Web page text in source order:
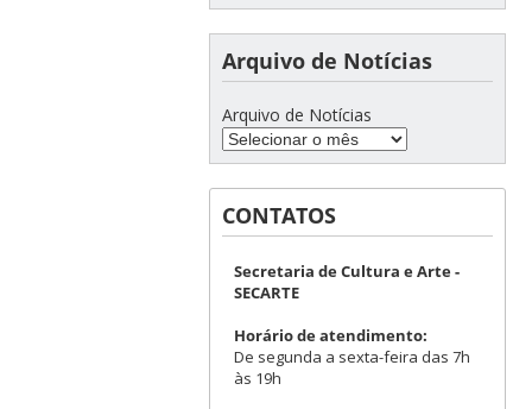
Arquivo de Notícias
Arquivo de Notícias
CONTATOS
Secretaria de Cultura e Arte -
SECARTE
Horário de atendimento:
De segunda a sexta-feira das 7h
às 19h